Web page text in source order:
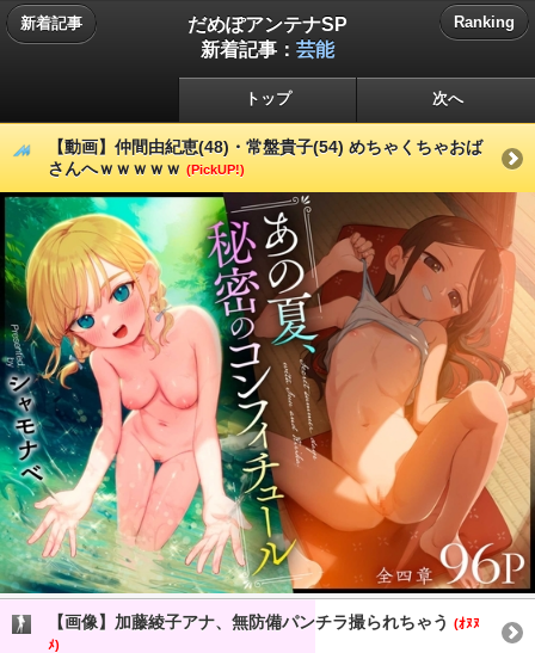
新着記事
だめぽアンテナSP
新着記事： 芸能
Ranking
トップ 次へ
【動画】仲間由紀恵(48)・常盤貴子(54) めちゃくちゃおば
さんへｗｗｗｗｗ (PickUP!)
【画像】加藤綾子アナ、無防備パンチラ撮られちゃう (ｵﾇﾇ
ﾒ)